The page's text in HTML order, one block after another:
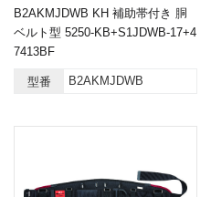
B2AKMJDWB KH 補助帯付き 胴
ベルト型 5250-KB+S1JDWB-17+4
7413BF
型番 B2AKMJDWB